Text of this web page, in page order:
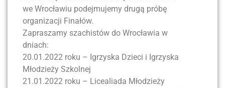
we Wrocławiu podejmujemy drugą próbę
organizacji Finałów.
Zapraszamy szachistów do Wrocławia w
dniach:
20.01.2022 roku – Igrzyska Dzieci i Igrzyska
Młodzieży Szkolnej
21.01.2022 roku – Licealiada Młodzieży